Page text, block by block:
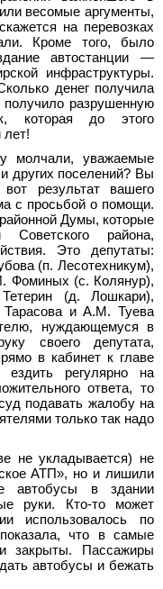
весомые аргументы,
на перевозках
Кроме того, было
автостанции —
инфраструктуры.
денег получила
получило разрушенную
которая до этого
лет!
молчали, уважаемые
других поселений? Вы
результат вашего
с просьбой о помощи.
Думы, которые
района,
Это депутаты:
(п. Лесотехникум),
Фоминых (с. Колянур),
(д. Лошкари),
и А.М. Туева
нуждающемуся в
своего депутата,
в кабинет к главе
ездить регулярно на
ответа, то
подавать жалобу на
только так надо
не укладывается) не
АТП», но и лишили
автобусы в здании
руки. Кто-то может
использовалось по
что в самые
закрыты. Пассажиры
автобусы и бежать